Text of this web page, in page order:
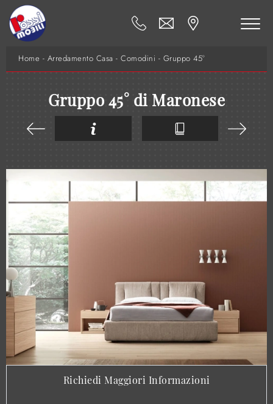
Home - Arredamento Casa - Comodini - Gruppo 45°
Gruppo 45° di Maronese
Richiedi Maggiori Informazioni